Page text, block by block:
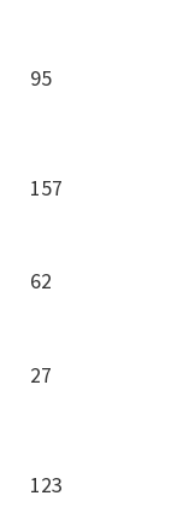
95
157
62
27
123